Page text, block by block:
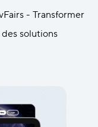
- Transformer
solutions